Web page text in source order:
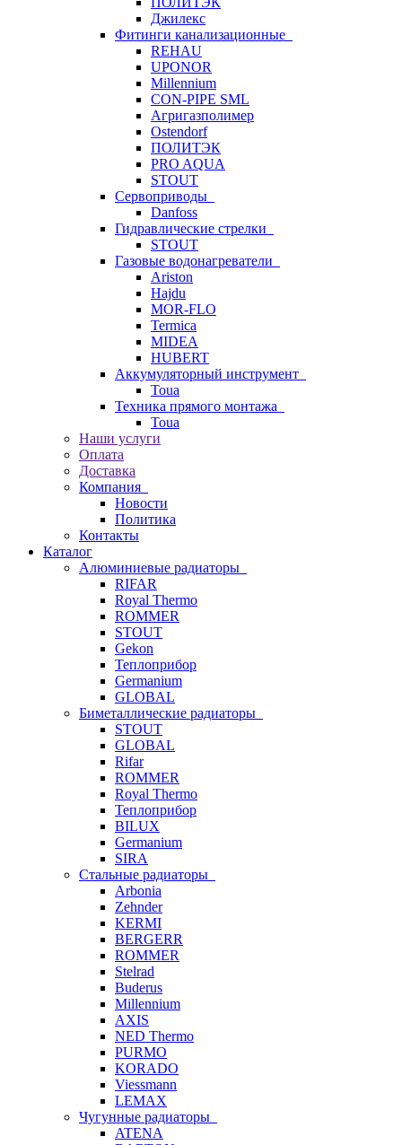
Джилекс
Фитинги канализационные
REHAU
UPONOR
Millennium
CON-PIPE SML
Агригазполимер
Ostendorf
ПОЛИТЭК
PRO AQUA
STOUT
Сервоприводы
Danfoss
Гидравлические стрелки
STOUT
Газовые водонагреватели
Ariston
Hajdu
MOR-FLO
Termica
MIDEA
HUBERT
Аккумуляторный инструмент
Toua
Техника прямого монтажа
Toua
Наши услуги
Оплата
Доставка
Компания
Новости
Политика
Контакты
Каталог
Алюминиевые радиаторы
RIFAR
Royal Thermo
ROMMER
STOUT
Gekon
Теплоприбор
Germanium
GLOBAL
Биметаллические радиаторы
STOUT
GLOBAL
Rifar
ROMMER
Royal Thermo
Теплоприбор
BILUX
Germanium
SIRA
Стальные радиаторы
Arbonia
Zehnder
KERMI
BERGERR
ROMMER
Stelrad
Buderus
Millennium
AXIS
NED Thermo
PURMO
KORADO
Viessmann
LEMAX
Чугунные радиаторы
ATENA